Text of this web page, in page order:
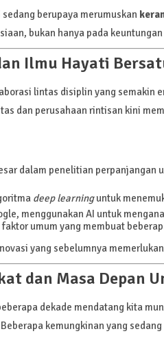
berupaya merumuskan
bukan hanya pada
Ilmu Hayati
lintas disiplin yang semakin
dan perusahaan rintisan kini
dalam penelitian perpanjangan
deep learninguntuk
menggunakan AI untuk
umum yang membuat
yang sebelumnya
dan Masa Depan
dekade mendatang kita
kemungkinan yang